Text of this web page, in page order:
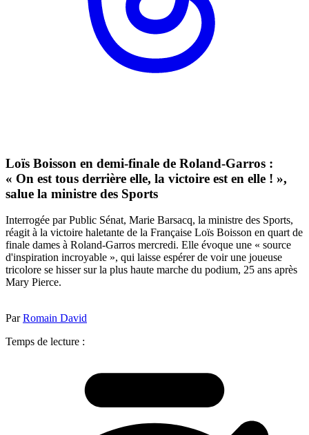
Loïs Boisson en demi-finale de Roland-Garros :
« On est tous derrière elle, la victoire est en elle ! »,
salue la ministre des Sports
Interrogée par Public Sénat, Marie Barsacq, la ministre des Sports,
réagit à la victoire haletante de la Française Loïs Boisson en quart de
finale dames à Roland-Garros mercredi. Elle évoque une « source
d'inspiration incroyable », qui laisse espérer de voir une joueuse
tricolore se hisser sur la plus haute marche du podium, 25 ans après
Mary Pierce.
ParRomain David
Temps de lecture :